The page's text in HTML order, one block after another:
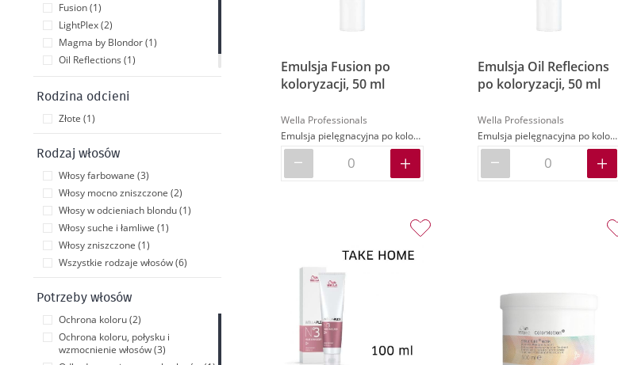
Emulsja Fusion po
koloryzacji, 50 ml
Wella Professionals
Emulsja pielęgnacyjna po koloryzacji
Emulsja Oil Reflecions
po koloryzacji, 50 ml
Wella Professionals
Emulsja pielęgnacyjna po koloryzacji
Fusion (1)
LightPlex (2)
Magma by Blondor (1)
Oil Reflections (1)
Rodzina odcieni
Złote (1)
Rodzaj włosów
Włosy farbowane (3)
Włosy mocno zniszczone (2)
Włosy w odcieniach blondu (1)
Włosy suche i łamliwe (1)
Włosy zniszczone (1)
Wszystkie rodzaje włosów (6)
Potrzeby włosów
Ochrona koloru (2)
Ochrona koloru, połysku i
wzmocnienie włosów (3)